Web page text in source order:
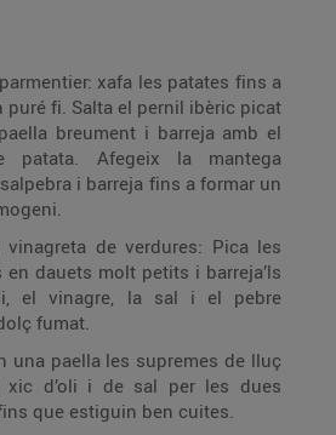
xafa les patates fins a
puré fi. Salta el pernil ibèric picat
breument i barreja amb el
patata. Afegeix la mantega
i barreja fins a formar un
de verdures: Pica les
en dauets molt petits i barreja’ls
el vinagre, la sal i el pebre
fumat.
una paella les supremes de lluç
xic d’oli i de sal per les dues
que estiguin ben cuites.